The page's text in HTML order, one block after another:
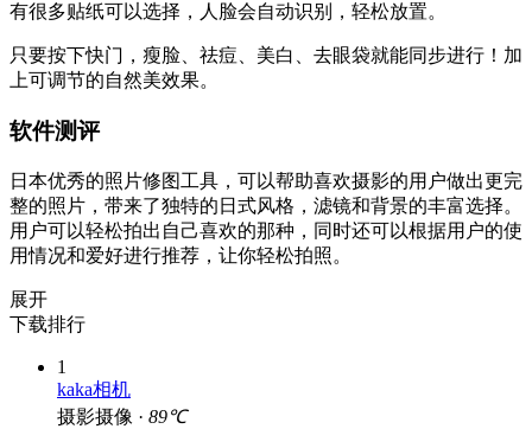
有很多贴纸可以选择，人脸会自动识别，轻松放置。
只要按下快门，瘦脸、祛痘、美白、去眼袋就能同步进行！加
上可调节的自然美效果。
软件测评
日本优秀的照片修图工具，可以帮助喜欢摄影的用户做出更完
整的照片，带来了独特的日式风格，滤镜和背景的丰富选择。
用户可以轻松拍出自己喜欢的那种，同时还可以根据用户的使
用情况和爱好进行推荐，让你轻松拍照。
展开
下载排行
1
kaka相机
摄影摄像 · 89℃